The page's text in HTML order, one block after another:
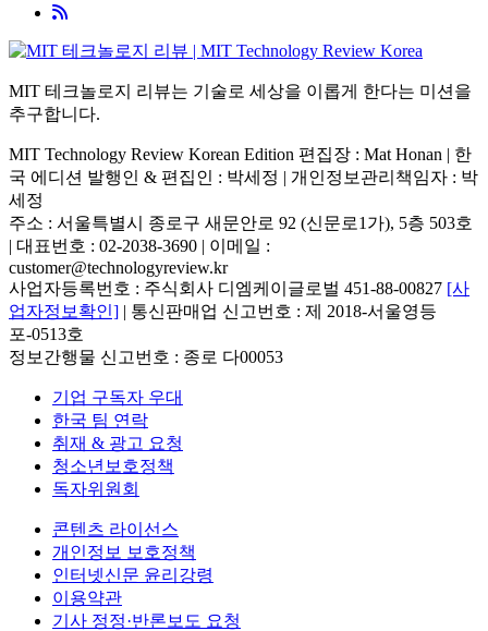
MIT 테크놀로지 리뷰는 기술로 세상을 이롭게 한다는 미션을
추구합니다.
MIT Technology Review Korean Edition 편집장 : Mat Honan | 한
국 에디션 발행인 & 편집인 : 박세정 | 개인정보관리책임자 : 박
세정
주소 : 서울특별시 종로구 새문안로 92 (신문로1가), 5층 503호
| 대표번호 : 02-2038-3690 | 이메일 :
customer@technologyreview.kr
사업자등록번호 : 주식회사 디엠케이글로벌 451-88-00827 [사
업자정보확인] | 통신판매업 신고번호 : 제 2018-서울영등
포-0513호
정보간행물 신고번호 : 종로 다00053
기업 구독자 우대
한국 팀 연락
취재 & 광고 요청
청소년보호정책
독자위원회
콘텐츠 라이선스
개인정보 보호정책
인터넷신문 윤리강령
이용약관
기사 정정·반론보도 요청